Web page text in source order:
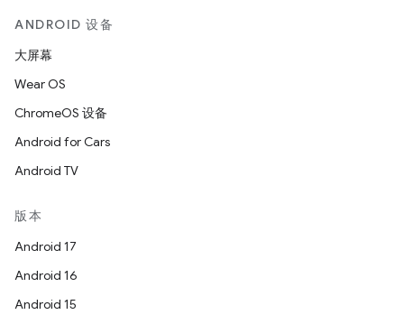
ANDROID 设备
大屏幕
Wear OS
ChromeOS 设备
Android for Cars
Android TV
版本
Android 17
Android 16
Android 15